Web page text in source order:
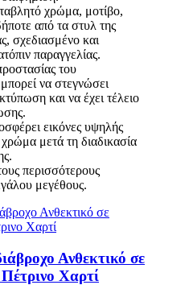
χρώμα, μοτίβο,
από τα στυλ της
σχεδιασμένο και
παραγγελίας.
του
να στεγνώσει
και να έχει τέλειο
εικόνες υψηλής
μετά τη διαδικασία
περισσότερους
μεγέθους.
Ανθεκτικό σε
Χαρτί